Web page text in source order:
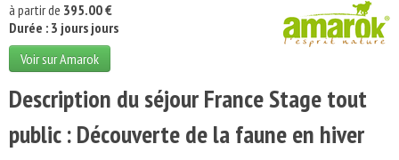
à partir de 395.00 €
Durée : 3 jours jours
Voir sur Amarok
Description du séjour France Stage tout
public : Découverte de la faune en hiver